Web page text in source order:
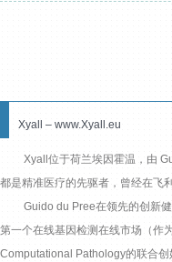
Xyall – www.Xyall.eu
Xyall位于荷兰埃因霍温，由
都是精准医疗的先驱者，曾经在飞
Guido du Pree在领先的创新
第一个在线基因检测在线市场（作
Computational Pathology的联合创